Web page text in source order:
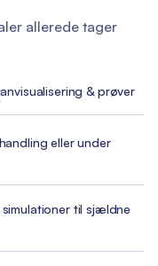
allerede tager
& prøver
eller under
til sjældne